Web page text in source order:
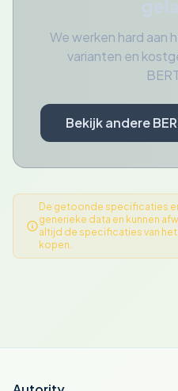
We werken hard aan
varianten en
Bekijk andere
De getoonde specificaties
generieke data en kunnen
altijd de specificaties van
kopen.